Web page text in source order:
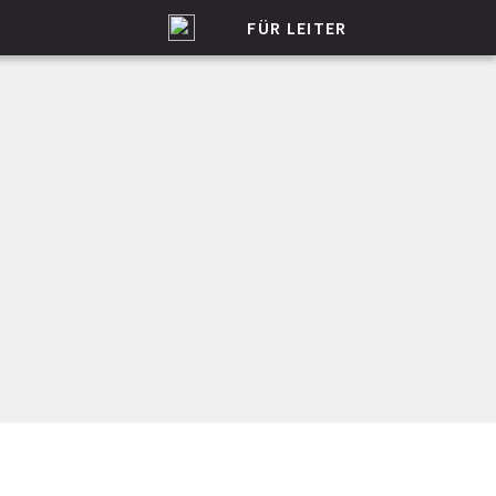
FÜR LEITER